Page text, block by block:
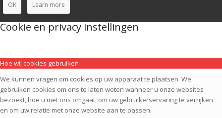
OK Learn more
Cookie en privacy instellingen
Hoe wij cookies gebruiken
We kunnen vragen om cookies op uw apparaat te plaatsen. We
gebruiken cookies om ons te laten weten wanneer u onze websites
bezoekt, hoe u met ons omgaat, om uw gebruikerservaring te verrijken
en om uw relatie met onze website aan te passen.